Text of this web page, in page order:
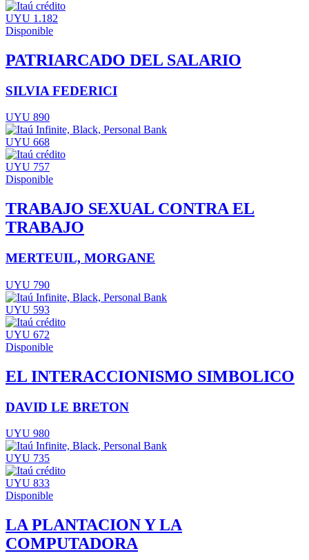
UYU 1.182
Disponible
PATRIARCADO DEL SALARIO
SILVIA FEDERICI
UYU 890
UYU 668
UYU 757
Disponible
TRABAJO SEXUAL CONTRA EL
TRABAJO
MERTEUIL, MORGANE
UYU 790
UYU 593
UYU 672
Disponible
EL INTERACCIONISMO SIMBOLICO
DAVID LE BRETON
UYU 980
UYU 735
UYU 833
Disponible
LA PLANTACION Y LA
COMPUTADORA